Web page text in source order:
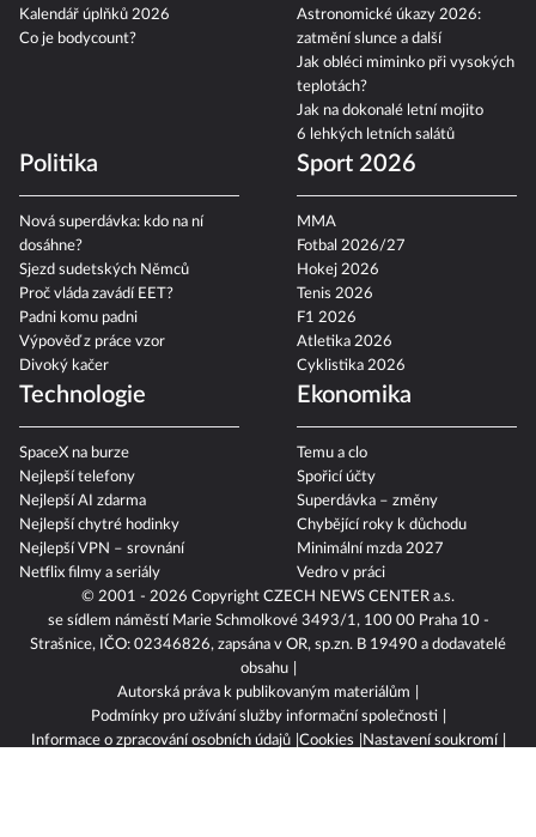
© 2001 - 2026 Copyright CZECH NEWS CENTER a.s.
se sídlem náměstí Marie Schmolkové 3493/1, 100 00 Praha 10 -
Strašnice, IČO: 02346826, zapsána v OR, sp.zn. B 19490 a dodavatelé
obsahu
Autorská práva k publikovaným materiálům
Podmínky pro užívání služby informační společnosti
Informace o zpracování osobních údajů Cookies
Nastavení soukromí
Kalendář úplňků 2026
Co je bodycount?
Astronomické úkazy 2026:
zatmění slunce a další
Jak obléci miminko při vysokých
teplotách?
Jak na dokonalé letní mojito
6 lehkých letních salátů
Politika
Nová superdávka: kdo na ní
dosáhne?
Sjezd sudetských Němců
Proč vláda zavádí EET?
Padni komu padni
Výpověď z práce vzor
Divoký kačer
Sport 2026
MMA
Fotbal 2026/27
Hokej 2026
Tenis 2026
F1 2026
Atletika 2026
Cyklistika 2026
Technologie
SpaceX na burze
Nejlepší telefony
Nejlepší AI zdarma
Nejlepší chytré hodinky
Nejlepší VPN – srovnání
Netflix filmy a seriály
Ekonomika
Temu a clo
Spořicí účty
Superdávka – změny
Chybějící roky k důchodu
Minimální mzda 2027
Vedro v práci